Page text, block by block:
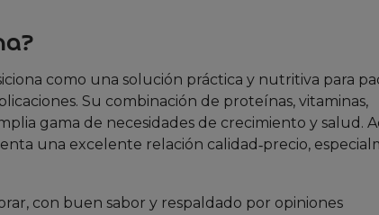
como una solución práctica y nutritiva para
Su combinación de proteínas, vitaminas,
gama de necesidades de crecimiento y salud.
una excelente relación calidad‑precio,
con buen sabor y respaldado por opiniones